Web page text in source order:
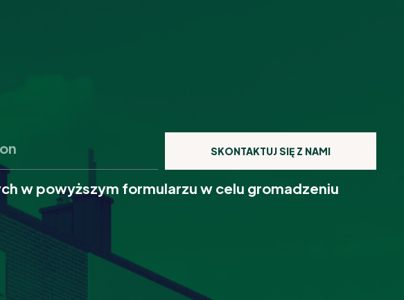
w powyższym formularzu w celu gromadzeniu
SKONTAKTUJ SIĘ Z NAMI